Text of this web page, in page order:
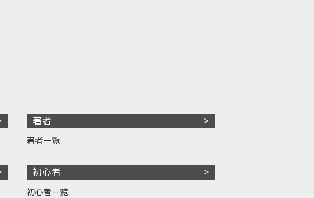
著者
著者一覧
初心者
初心者一覧